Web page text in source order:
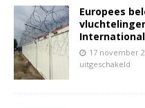
Europees
International
17 november
uitgeschakeld